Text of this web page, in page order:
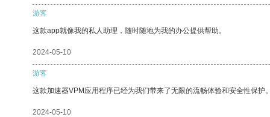
游客
这款app就像我的私人助理，随时随地为我的办公提供帮助。
2024-05-10
游客
这款加速器VPM应用程序已经为我们带来了无限的流畅体验和安全性保护
2024-05-10